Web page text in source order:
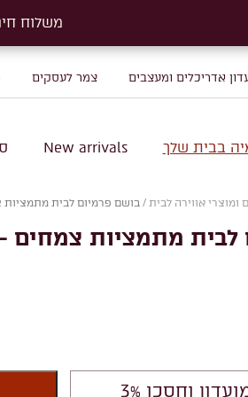
אדריכלים ומעצבים צמר לעסקים
בבית שלך New arrivals
ומוצרי אווירה לבית / בושם פרמיום לבית מתמציות
מתמציות צמחים
וחסכו 3%
משלוח חינם על
משלוח חינם על